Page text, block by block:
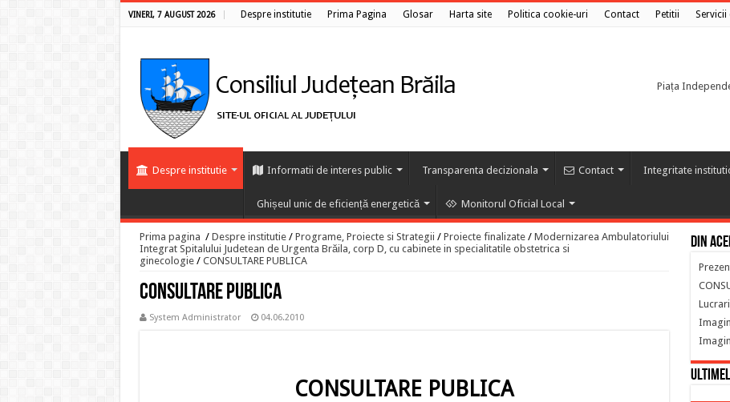
VINERI, 7 AUGUST 2026 Despre institutie Prima Pagina Glosar Harta site Politica cookie-uri Contact Petitii Servicii
Piața
Despre institutie Informatii de interes public Transparenta decizionala Contact Integritate
Ghișeul unic de eficiență energetică Monitorul Oficial Local
Prima pagina / Despre institutie / Programe, Proiecte si Strategii / Proiecte finalizate / Modernizarea Ambulatoriului
Integrat Spitalului Judetean de Urgenta Brăila, corp D, cu cabinete in specialitatile obstetrica si
ginecologie / CONSULTARE PUBLICA
CONSULTARE PUBLICA
System Administrator 04.06.2010
CONSULTARE PUBLICA
Din